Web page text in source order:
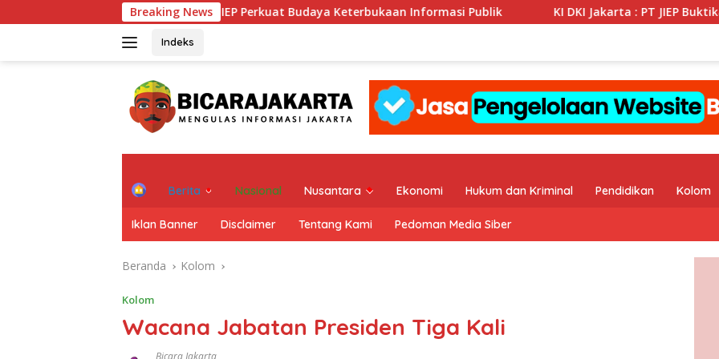
ke
Breaking News
Jakarta Dorong PT JIEP Perkuat Budaya Keterbukaan Informasi Publik KI DKI Jakarta : PT JIEP Buktikan Transparansi
Indeks
H
e
Berita Nasional Nusantara Ekonomi Hukum dan Kriminal Pendidikan Kolom
Iklan Banner Disclaimer Tentang Kami Pedoman Media Siber
Beranda Kolom
Kolom
Wacana Jabatan Presiden Tiga Kali